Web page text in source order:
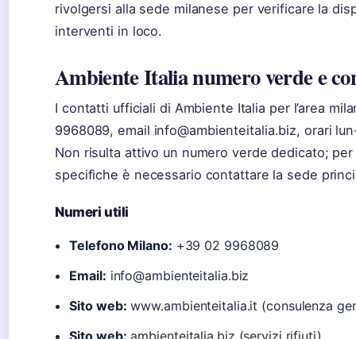
rivolgersi alla sede milanese per verificare la
interventi in loco.
Ambiente Italia numero verde e
I contatti ufficiali di Ambiente Italia per l’area
9968089, email info@ambienteitalia.biz, orari
Non risulta attivo un numero verde dedicato;
specifiche è necessario contattare la sede
Numeri utili
Telefono Milano: +39 02 9968089
Email: info@ambienteitalia.biz
Sito web: www.ambienteitalia.it (consulenza